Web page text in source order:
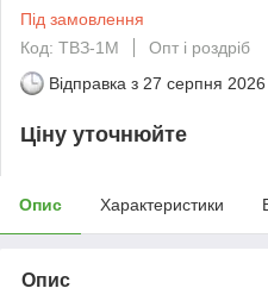
Під замовлення
Код: ТВЗ-1М
Опт і роздріб
Відправка з 27 серпня 2026
Ціну уточнюйте
Опис Характеристики
Опис